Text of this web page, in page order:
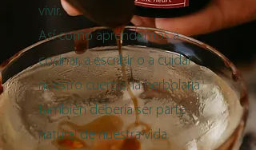
vivir.
Así como aprendemos a
cocinar, a escribir o a cuidar
nuestro cuerpo, la herbolaria
también debería ser parte
natural de nuestra vida.